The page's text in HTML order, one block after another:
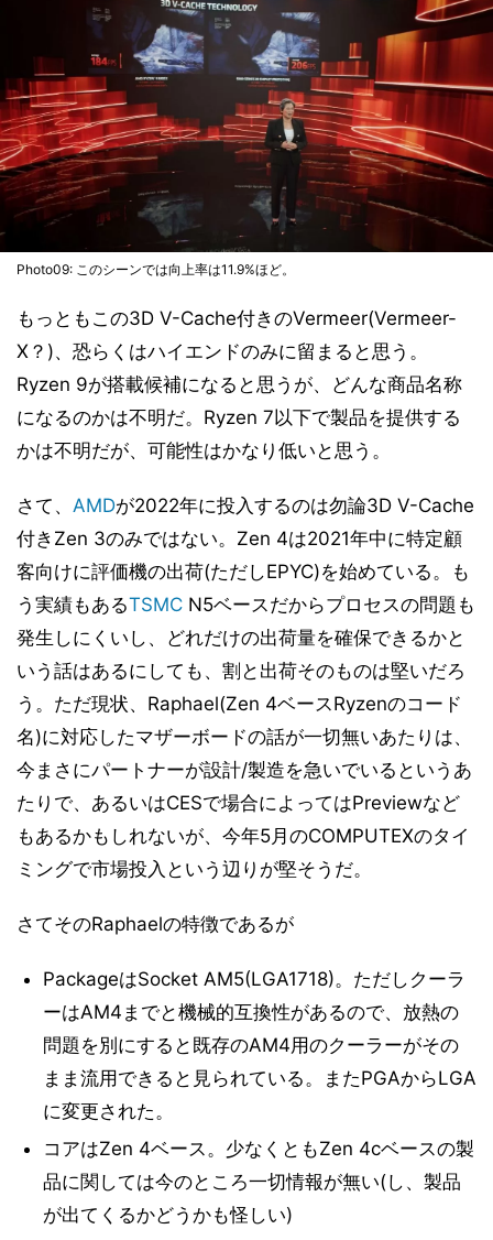
Photo09: このシーンでは向上率は11.9%ほど。
もっともこの3D V-Cache付きのVermeer(Vermeer-
X？)、恐らくはハイエンドのみに留まると思う。
Ryzen 9が搭載候補になると思うが、どんな商品名称
になるのかは不明だ。Ryzen 7以下で製品を提供する
かは不明だが、可能性はかなり低いと思う。
さて、 AMDが2022年に投入するのは勿論3D V-Cache
付きZen 3のみではない。Zen 4は2021年中に特定顧
客向けに評価機の出荷(ただしEPYC)を始めている。も
う実績もあるTSMC N5ベースだからプロセスの問題も
発生しにくいし、どれだけの出荷量を確保できるかと
いう話はあるにしても、割と出荷そのものは堅いだろ
う。ただ現状、Raphael(Zen 4ベースRyzenのコード
名)に対応したマザーボードの話が一切無いあたりは、
今まさにパートナーが設計/製造を急いでいるというあ
たりで、あるいはCESで場合によってはPreviewなど
もあるかもしれないが、今年5月のCOMPUTEXのタイ
ミングで市場投入という辺りが堅そうだ。
さてそのRaphaelの特徴であるが
PackageはSocket AM5(LGA1718)。ただしクーラ
ーはAM4までと機械的互換性があるので、放熱の
問題を別にすると既存のAM4用のクーラーがその
まま流用できると見られている。またPGAからLGA
に変更された。
コアはZen 4ベース。少なくともZen 4cベースの製
品に関しては今のところ一切情報が無い(し、製品
が出てくるかどうかも怪しい)